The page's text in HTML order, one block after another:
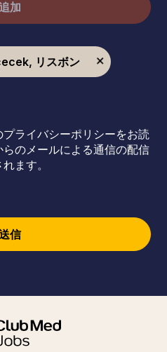
加
リスボン
ライバシーポリシーをお読
のメールによる通信の配信
ます。
信